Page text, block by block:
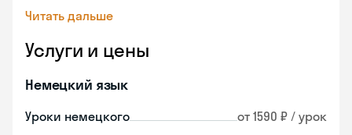
Читать дальше
Услуги и цены
Немецкий язык
Уроки немецкого от 1590 ₽ / урок